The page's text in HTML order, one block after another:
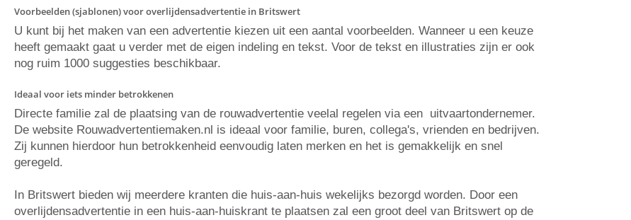
Voorbeelden (sjablonen) voor overlijdensadvertentie in Britswert
U kunt bij het maken van een advertentie kiezen uit een aantal voorbeelden. Wanneer u een keuze
heeft gemaakt gaat u verder met de eigen indeling en tekst. Voor de tekst en illustraties zijn er ook
nog ruim 1000 suggesties beschikbaar.
Ideaal voor iets minder betrokkenen
Directe familie zal de plaatsing van de rouwadvertentie veelal regelen via een uitvaartondernemer.
De website Rouwadvertentiemaken.nl is ideaal voor familie, buren, collega's, vrienden en bedrijven.
Zij kunnen hierdoor hun betrokkenheid eenvoudig laten merken en het is gemakkelijk en snel
geregeld.
In Britswert bieden wij meerdere kranten die huis-aan-huis wekelijks bezorgd worden. Door een
overlijdensadvertentie in een huis-aan-huiskrant te plaatsen zal een groot deel van Britswert op de